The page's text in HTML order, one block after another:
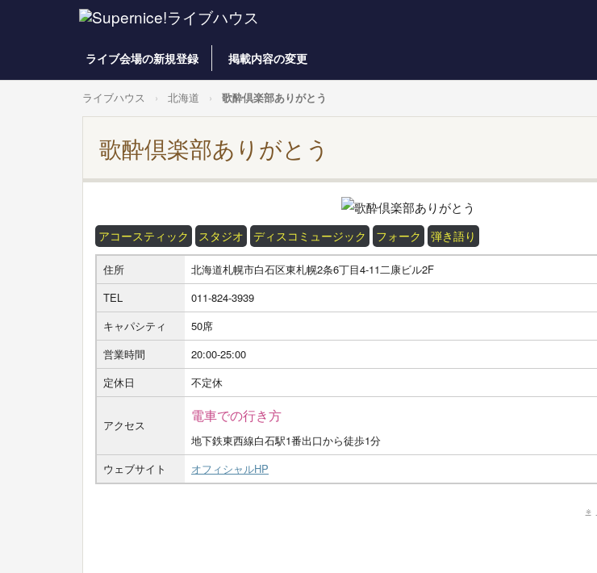
ライブ会場の新規登録 掲載内容の変更
ライブハウス 北海道 歌酔倶楽部ありがとう
歌酔倶楽部ありがとう
アコースティック スタジオ ディスコミュージック フォーク 弾き語り
住所
北海道札幌市白石区東札幌2条6丁目4-11二康ビル2F
TEL
011-824-3939
キャパシティ
50席
営業時間
20:00-25:00
定休日
不定休
アクセス
電車での行き方
地下鉄東西線白石駅1番出口から徒歩1分
ウェブサイト
オフィシャルHP